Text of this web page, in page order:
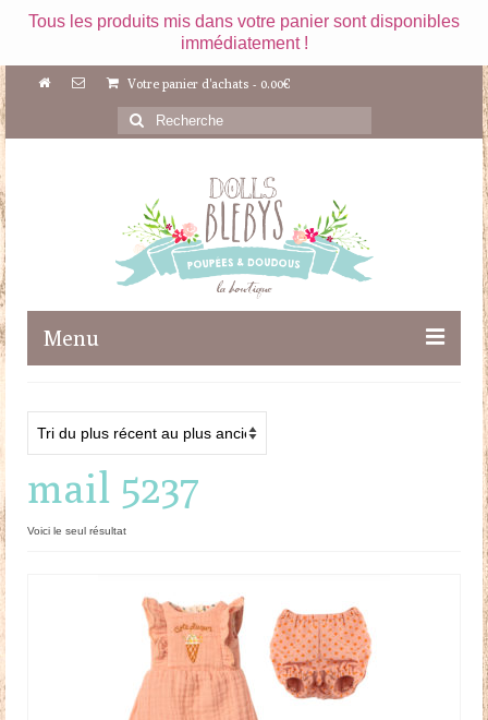
Tous les produits mis dans votre panier sont disponibles
immédiatement !
Votre panier d'achats - 0.00€
Rechercher
:
Menu
Maileg
Poupées
Doudous
mail 5237
Voici le seul résultat